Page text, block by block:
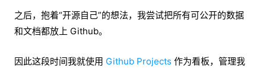
之后，抱着“开源自己”的想法，我尝试把所有可公开的数据
和文档都放上 Github。
因此这段时间我就使用 Github Projects 作为看板，管理我